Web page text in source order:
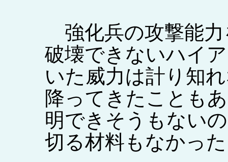
強化兵の攻撃能
破壊できないハイ
いた威力は計り知
降ってきたことも
明できそうもない
切る材料もなかっ